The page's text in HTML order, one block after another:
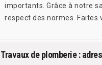
importants. Grâce à notre
respect des normes. Faites
Travaux de plomberie :